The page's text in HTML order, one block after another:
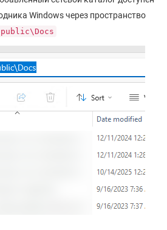
Windows через пространство